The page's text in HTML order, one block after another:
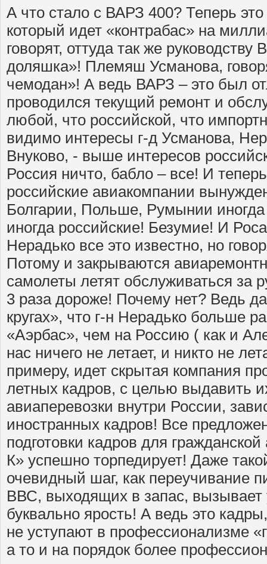
А что стало с ВАРЗ 400? Теперь
который идет «контрабас» на
говорят, оттуда так же руководству
доляшка»! Племяш Усманова,
чемодан»! А ведь ВАРЗ – это был
проводился текущий ремонт и
любой, что российской, что
видимо интересы г-д Усманова,
Внуково, - выше интересов
Россия ничто, бабло – все! И
российские авиакомпании
Болгарии, Польше, Румынии
иногда российские! Безумие! И
Нерадько все это известно, но
Потому и закрываются
самолеты летят обслуживаться за
3 раза дороже! Почему нет? Ведь
кругах», что г-н Нерадько больше
«Аэрбас», чем на Россию ( как и
нас ничего не летает, и никто не
примеру, идет скрытая компания
летных кадров, с целью выдавить
авиаперевозки внутри России,
иностранных кадров! Все
подготовки кадров для
К» успешно торпедирует! Даже
очевидный шаг, как переучивание
ВВС, выходящих в запас, вызывает
буквально ярость! А ведь это
не уступают в профессионализме
а то и на порядок более